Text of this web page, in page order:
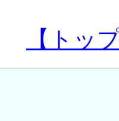
【トッ